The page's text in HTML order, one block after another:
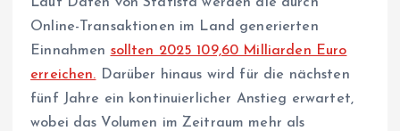
Online-Transaktionen im Land generierten
Einnahmen sollten 2025 109,60 Milliarden Euro
erreichen. Darüber hinaus wird für die nächsten
fünf Jahre ein kontinuierlicher Anstieg erwartet,
wobei das Volumen im Zeitraum mehr als